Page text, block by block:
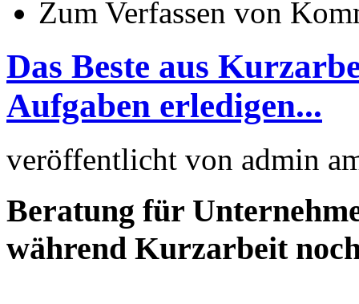
Zum Verfassen von
Das Beste aus
Aufgaben erledigen...
veröffentlicht von admin
Beratung für
während Kurzarbeit